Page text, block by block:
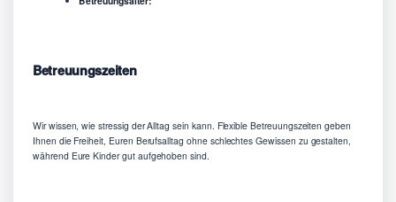
Betreuungszeiten
Wir wissen, wie stressig der Alltag sein kann. Flexible Betreuungszeiten geben
Ihnen die Freiheit, Euren Berufsalltag ohne schlechtes Gewissen zu gestalten,
während Eure Kinder gut aufgehoben sind.